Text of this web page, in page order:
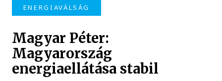
ENERGIAVÁLSÁG
Magyar Péter:
Magyarország
energiaellátása stabil